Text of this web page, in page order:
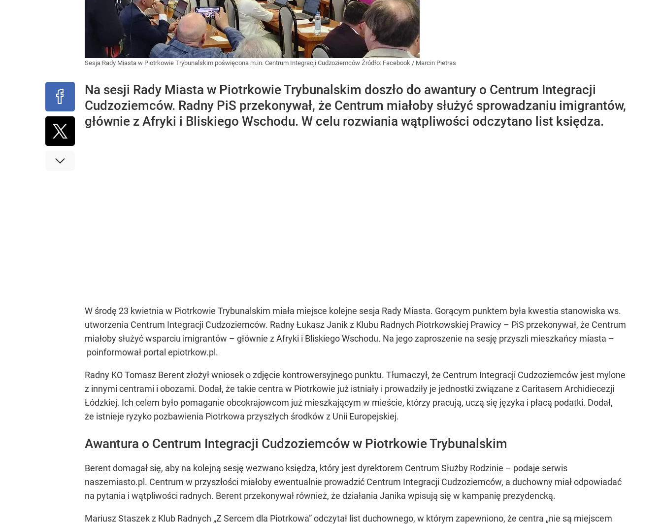
Sesja Rady Miasta w Piotrkowie Trybunalskim poświęcona m.in. Centrum Integracji Cudzoziemców Źródło: Facebook / Marcin Pietras
Na sesji Rady Miasta w Piotrkowie Trybunalskim doszło do awantury o Centrum Integracji
Cudzoziemców. Radny PiS przekonywał, że Centrum miałoby służyć sprowadzaniu imigrantów,
głównie z Afryki i Bliskiego Wschodu. W celu rozwiania wątpliwości odczytano list księdza.
W środę 23 kwietnia w Piotrkowie Trybunalskim miała miejsce kolejne sesja Rady Miasta. Gorącym punktem była kwestia stanowiska ws.
utworzenia Centrum Integracji Cudzoziemców. Radny Łukasz Janik z Klubu Radnych Piotrkowskiej Prawicy – PiS przekonywał, że Centrum
miałoby służyć wsparciu imigrantów – głównie z Afryki i Bliskiego Wschodu. Na jego zaproszenie na sesję przyszli mieszkańcy miasta –
poinformował portal epiotrkow.pl.
Radny KO Tomasz Berent złożył wniosek o zdjęcie kontrowersyjnego punktu. Tłumaczył, że Centrum Integracji Cudzoziemców jest mylone
z innymi centrami i obozami. Dodał, że takie centra w Piotrkowie już istniały i prowadziły je jednostki związane z Caritasem Archidiecezji
Łódzkiej. Ich celem było pomaganie obcokrajowcom już mieszkającym w mieście, którzy pracują, uczą się języka i płacą podatki. Dodał,
że istnieje ryzyko pozbawienia Piotrkowa przyszłych środków z Unii Europejskiej.
Awantura o Centrum Integracji Cudzoziemców w Piotrkowie Trybunalskim
Berent domagał się, aby na kolejną sesję wezwano księdza, który jest dyrektorem Centrum Służby Rodzinie – podaje serwis
naszemiasto.pl. Centrum w przyszłości miałoby ewentualnie prowadzić Centrum Integracji Cudzoziemców, a duchowny miał odpowiadać
na pytania i wątpliwości radnych. Berent przekonywał również, że działania Janika wpisują się w kampanię prezydencką.
Mariusz Staszek z Klub Radnych „Z Sercem dla Piotrkowa” odczytał list duchownego, w którym zapewniono, że centra „nie są miejscem